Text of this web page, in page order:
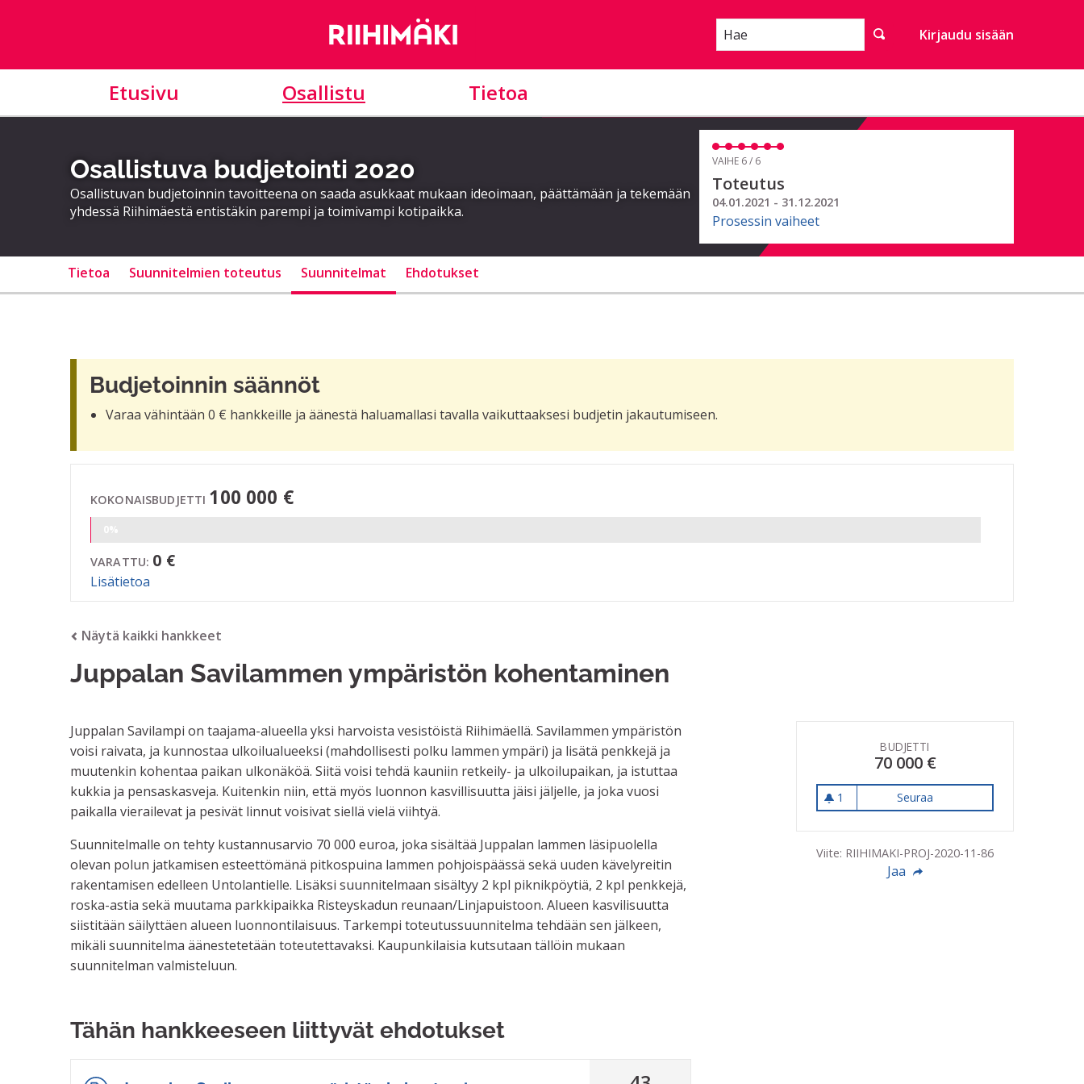
Hae Kirjaudu sisään
Etusivu Osallistu Tietoa
Osallistuva budjetointi 2020
Osallistuvan budjetoinnin tavoitteena on saada asukkaat mukaan ideoimaan, päättämään ja tekemään
yhdessä Riihimäestä entistäkin parempi ja toimivampi kotipaikka.
VAIHE 6 / 6
Toteutus
04.01.2021 - 31.12.2021
Prosessin vaiheet
Tietoa Suunnitelmien toteutus Suunnitelmat Ehdotukset
Budjetoinnin säännöt
Varaa vähintään 0 € hankkeille ja äänestä haluamallasi tavalla vaikuttaaksesi budjetin jakautumiseen.
KOKONAISBUDJETTI 100 000 €
VARATTU: 0 €
Lisätietoa
Näytä kaikki hankkeet
Juppalan Savilammen ympäristön kohentaminen
BUDJETTI
70 000 €
1
1 seuraaja
Seuraa
Viite: RIIHIMAKI-PROJ-2020-11-86
Jaa
Juppalan Savilampi on taajama-alueella yksi harvoista vesistöistä Riihimäellä. Savilammen ympäristön
voisi raivata, ja kunnostaa ulkoilualueeksi (mahdollisesti polku lammen ympäri) ja lisätä penkkejä ja
muutenkin kohentaa paikan ulkonäköä. Siitä voisi tehdä kauniin retkeily- ja ulkoilupaikan, ja istuttaa
kukkia ja pensaskasveja. Kuitenkin niin, että myös luonnon kasvillisuutta jäisi jäljelle, ja joka vuosi
paikalla vierailevat ja pesivät linnut voisivat siellä vielä viihtyä.
Suunnitelmalle on tehty kustannusarvio 70 000 euroa, joka sisältää Juppalan lammen läsipuolella
olevan polun jatkamisen esteettömänä pitkospuina lammen pohjoispäässä sekä uuden kävelyreitin
rakentamisen edelleen Untolantielle. Lisäksi suunnitelmaan sisältyy 2 kpl piknikpöytiä, 2 kpl penkkejä,
roska-astia sekä muutama parkkipaikka Risteyskadun reunaan/Linjapuistoon. Alueen kasvilisuutta
siistitään säilyttäen alueen luonnontilaisuus. Tarkempi toteutussuunnitelma tehdään sen jälkeen,
mikäli suunnitelma äänestetetään toteutettavaksi. Kaupunkilaisia kutsutaan tällöin mukaan
suunnitelman valmisteluun.
Tähän hankkeeseen liittyvät ehdotukset